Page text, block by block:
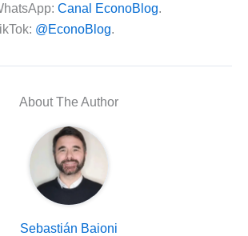
Canal EconoBlog.
@EconoBlog.
About The Author
Sebastián Baioni